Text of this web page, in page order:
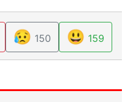
159
😃
150
😥